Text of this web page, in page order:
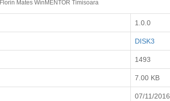
Florin Mates WinMENTOR Timisoara
1.0.0
DISK3
1493
7.00 KB
07/11/2016